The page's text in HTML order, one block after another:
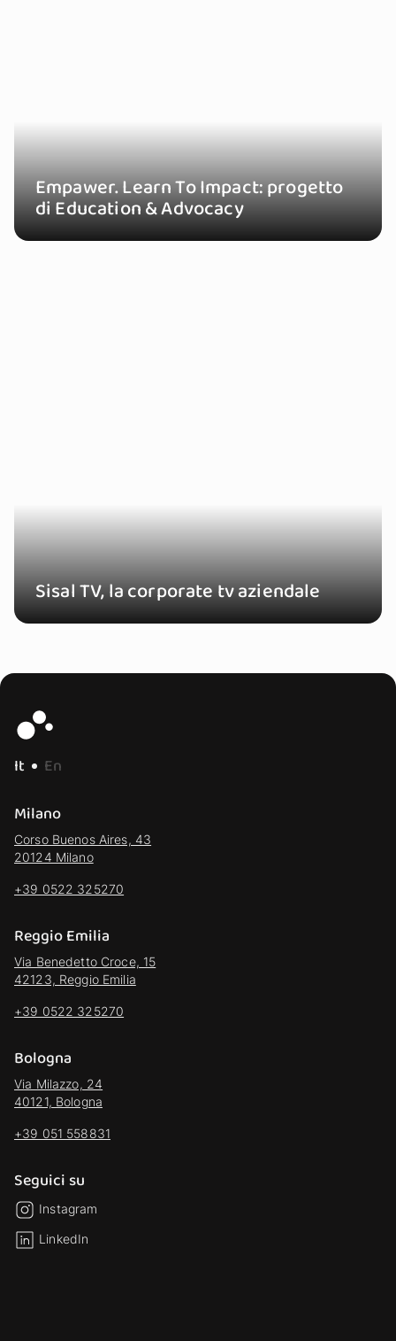
Empawer. Learn To Impact: progetto
di Education & Advocacy
Sisal TV, la corporate tv aziendale
It
En
Milano
Corso Buenos Aires, 43
20124 Milano
+39 0522 325270
Reggio Emilia
Via Benedetto Croce, 15
42123, Reggio Emilia
+39 0522 325270
Bologna
Via Milazzo, 24
40121, Bologna
+39 051 558831
Seguici su
Instagram
LinkedIn